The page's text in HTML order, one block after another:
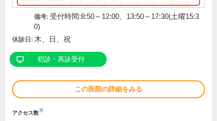
備考: 受付時間:8:50～12:00、13:50～17:30(土曜15:3
0)
休診日: 木、日、祝
初診・再診受付
この医院の詳細をみる
アクセス数※